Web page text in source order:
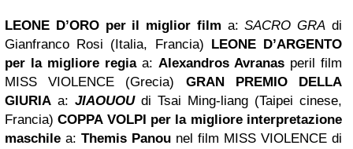
LEONE D’ORO per il miglior film a: SACRO GRAdi
Gianfranco Rosi (Italia, Francia) LEONE D’ARGENTO
per la migliore regia a: Alexandros Avranas peril film
MISS VIOLENCE (Grecia)
GRAN PREMIO DELLA
GIURIA a: JIAOUOU di Tsai Ming-liang (Taipei cinese,
Francia) COPPA VOLPI per la migliore interpretazione
maschile a: Themis Panou nel film MISS VIOLENCE di